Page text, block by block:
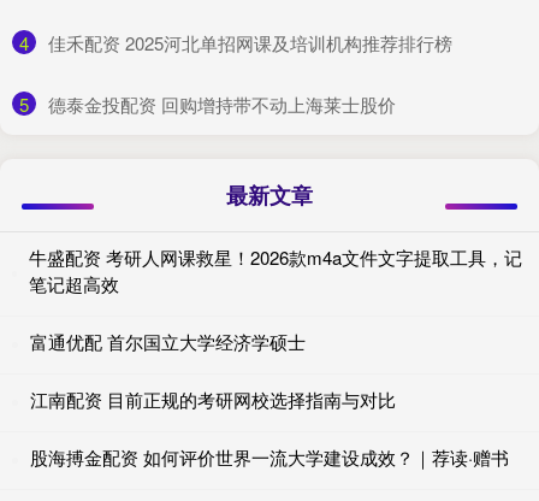
4 ​佳禾配资 2025河北单招网课及培训机构推荐排行榜
5 ​德泰金投配资 回购增持带不动上海莱士股价
最新文章
牛盛配资 考研人网课救星！2026款m4a文件文字提取工具，记
笔记超高效
富通优配 首尔国立大学经济学硕士
江南配资 目前正规的考研网校选择指南与对比
股海搏金配资 如何评价世界一流大学建设成效？｜荐读·赠书